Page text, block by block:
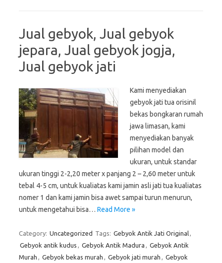
Jual gebyok, Jual gebyok
jepara, Jual gebyok jogja,
Jual gebyok jati
Kami menyediakan
gebyok jati tua orisinil
bekas bongkaran rumah
jawa limasan, kami
menyediakan banyak
pilihan model dan
ukuran, untuk standar
ukuran tinggi 2-2,20 meter x panjang 2 – 2,60 meter untuk
tebal 4-5 cm, untuk kualiatas kami jamin asli jati tua kualiatas
nomer 1 dan kami jamin bisa awet sampai turun menurun,
untuk mengetahui bisa… Read More »
Category: Uncategorized Tags: Gebyok Antik Jati Original,
Gebyok antik kudus , Gebyok Antik Madura , Gebyok Antik
Murah , Gebyok bekas murah , Gebyok jati murah , Gebyok